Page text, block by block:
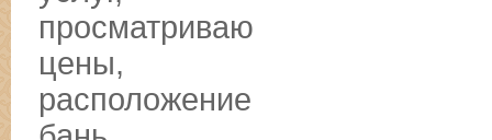
просматриваю
цены,
расположение